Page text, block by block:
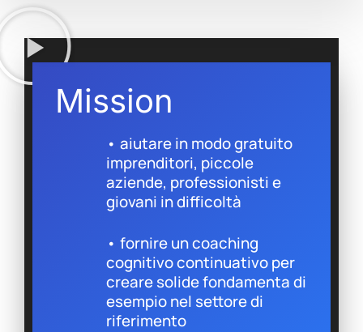
Mission
• aiutare in modo gratuito
imprenditori, piccole
aziende, professionisti e
giovani in difficoltà
• fornire un coaching
cognitivo continuativo per
creare solide fondamenta di
esempio nel settore di
riferimento